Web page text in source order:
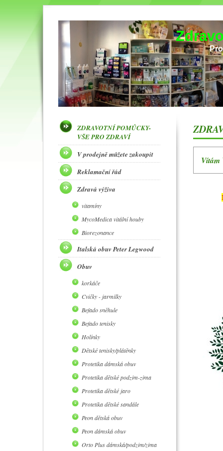
Vítám
ZDRAVOTNÍ POMŮCKY-
VŠE PRO ZDRAVÍ
V prodejně můžete zakoupit
Reklamační řád
Zdravá výživa
vitamíny
MycoMedica vitální houby
Biorezonance
Italská obuv Peter Legwood
Obuv
korkáče
Cvičky - jarmilky
Befado sněhule
Befado tenisky
Holínky
Dětské tenisky/plátěnky
Protetika dámská obuv
Protetika dětské podzim-zima
Protetika dětské jaro
Protetika dětské sandále
Peon dětská obuv
Peon dámská obuv
Orto Plus dámská/podzim/zima